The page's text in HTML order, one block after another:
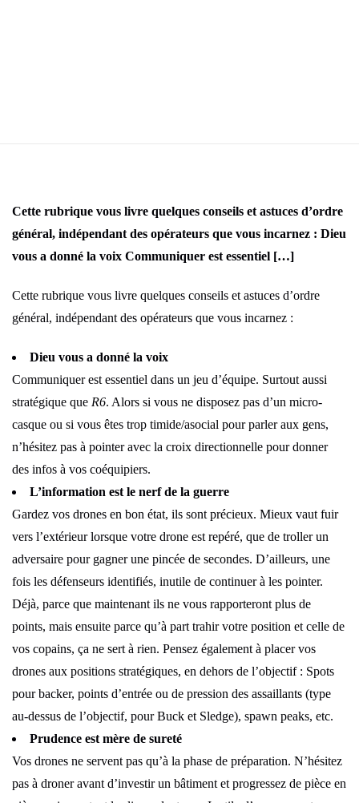
Cette rubrique vous livre quelques conseils et astuces d’ordre
général, indépendant des opérateurs que vous incarnez : Dieu
vous a donné la voix Communiquer est essentiel […]
Cette rubrique vous livre quelques conseils et astuces d’ordre
général, indépendant des opérateurs que vous incarnez :
Dieu vous a donné la voix
Communiquer est essentiel dans un jeu d’équipe. Surtout aussi
stratégique que R6. Alors si vous ne disposez pas d’un micro-
casque ou si vous êtes trop timide/asocial pour parler aux gens,
n’hésitez pas à pointer avec la croix directionnelle pour donner
des infos à vos coéquipiers.
L’information est le nerf de la guerre
Gardez vos drones en bon état, ils sont précieux. Mieux vaut fuir
vers l’extérieur lorsque votre drone est repéré, que de troller un
adversaire pour gagner une pincée de secondes. D’ailleurs, une
fois les défenseurs identifiés, inutile de continuer à les pointer.
Déjà, parce que maintenant ils ne vous rapporteront plus de
points, mais ensuite parce qu’à part trahir votre position et celle de
vos copains, ça ne sert à rien. Pensez également à placer vos
drones aux positions stratégiques, en dehors de l’objectif : Spots
pour backer, points d’entrée ou de pression des assaillants (type
au-dessus de l’objectif, pour Buck et Sledge), spawn peaks, etc.
Prudence est mère de sureté
Vos drones ne servent pas qu’à la phase de préparation. N’hésitez
pas à droner avant d’investir un bâtiment et progressez de pièce en